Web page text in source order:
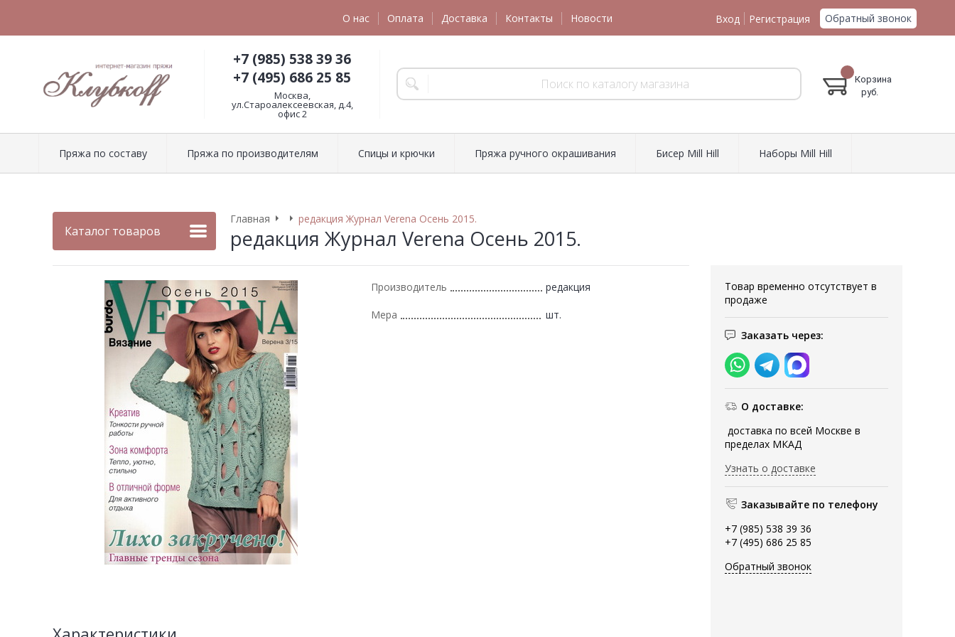
О нас Оплата Доставка Контакты Новости Вход Регистрация Обратный звонок
+7 (985) 538 39 36
+7 (495) 686 25 85
Москва,
ул.Староалексеевская, д.4,
офис 2
Корзина
руб.
Пряжа по составу Пряжа по производителям Спицы и крючки Пряжа ручного окрашивания Биcер Mill Hill Наборы Mill Hill
Каталог товаров
Главная редакция Журнал Verena Осень 2015.
редакция Журнал Verena Осень 2015.
Товар временно отсутствует в
продаже
Заказать через:
О доставке:
доставка по всей Москве в
пределах МКАД
Узнать о доставке
Заказывайте по телефону
+7 (985) 538 39 36
+7 (495) 686 25 85
Обратный звонок
Производитель редакция
Мера шт.